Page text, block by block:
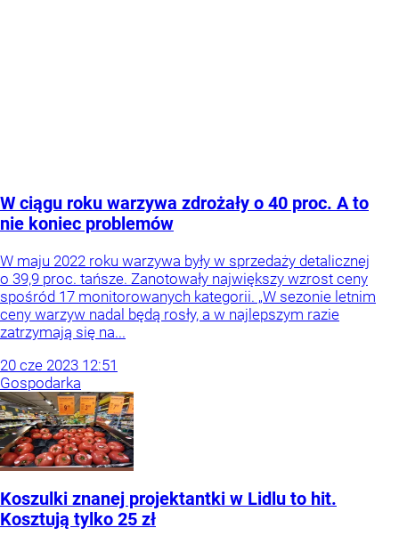
W ciągu roku warzywa zdrożały o 40 proc. A to
nie koniec problemów
W maju 2022 roku warzywa były w sprzedaży detalicznej
o 39,9 proc. tańsze. Zanotowały największy wzrost ceny
spośród 17 monitorowanych kategorii. „W sezonie letnim
ceny warzyw nadal będą rosły, a w najlepszym razie
zatrzymają się na...
20 cze 2023 12:51
Gospodarka
Koszulki znanej projektantki w Lidlu to hit.
Kosztują tylko 25 zł